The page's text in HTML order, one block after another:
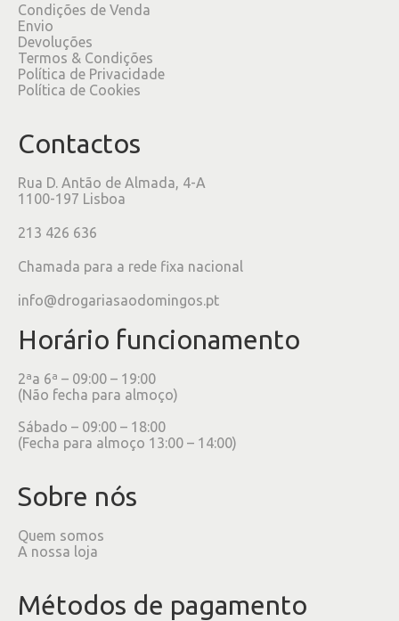
Condições de Venda
Envio
Devoluções
Termos & Condições
Política de Privacidade
Política de Cookies
Contactos
Rua D. Antão de Almada, 4-A
1100-197 Lisboa
213 426 636
Chamada para a rede fixa nacional
info@drogariasaodomingos.pt
Horário funcionamento
2ªa 6ª – 09:00 – 19:00
(Não fecha para almoço)
Sábado – 09:00 – 18:00
(Fecha para almoço 13:00 – 14:00)
Sobre nós
Quem somos
A nossa loja
Métodos de pagamento